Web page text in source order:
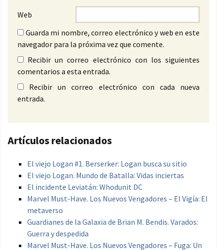
Web
Guarda mi nombre, correo electrónico y web en este
navegador para la próxima vez que comente.
Recibir un correo electrónico con los siguientes
comentarios a esta entrada.
Recibir un correo electrónico con cada nueva
entrada.
Artículos relacionados
El viejo Logan #1. Berserker: Logan busca su sitio
El viejo Logan. Mundo de Batalla: Vidas inciertas
El incidente Leviatán: Whodunit DC
Marvel Must-Have. Los Nuevos Vengadores – El Vigía: El
metaverso
Guardianes de la Galaxia de Brian M. Bendis. Varados:
Guerra y despedida
Marvel Must-Have. Los Nuevos Vengadores – Fuga: Un